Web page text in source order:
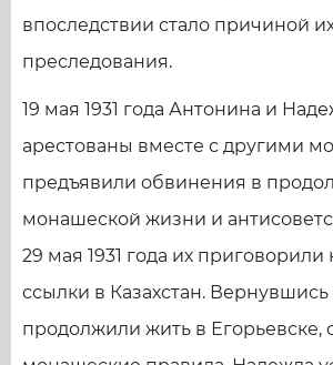
впоследствии стало причиной
преследования.
19 мая 1931 года Антонина и
арестованы вместе с другими
предъявили обвинения в
монашеской жизни и
29 мая 1931 года их приговорили
ссылки в Казахстан. Вернувшись
продолжили жить в Егорьевске,